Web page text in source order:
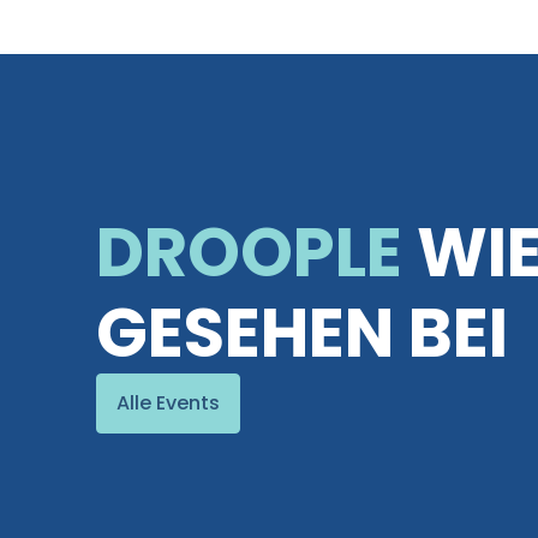
DROOPLE
GESEHEN BEI
Alle Events